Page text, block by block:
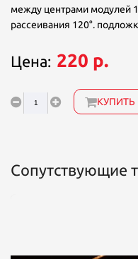
между центрами модулей
рассеивания 120°.
Цена: 220 р.
КУПИТЬ
Сопутствующие